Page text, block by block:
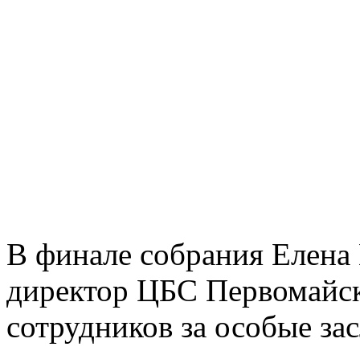
В финале собрания
директор ЦБС
сотрудников за особые